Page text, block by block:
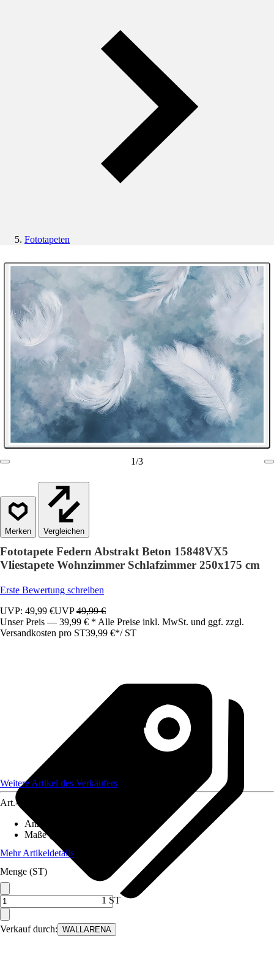
Fototapeten
1/3
Vergleichen
Fototapete Federn Abstrakt Beton 15848VX5
Vliestapete Wohnzimmer Schlafzimmer 250x175 cm
Erste Bewertung schreiben
UVP: 49,99 €UVP49,99 €
Unser Preis — 39,99 € * Alle Preise inkl. MwSt. und ggf. zzgl.
Versandkosten pro ST39,99 €*/ ST
Verkauf durch: WALLARENA
Weitere Artikel des Verkäufers
Art.-Nr.
Anzahl der Teile
Maße (BxH)
Mehr Artikeldetails
Menge (ST)
1 ST